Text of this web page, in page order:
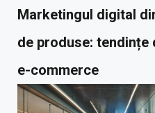
Marketingul digital
de produse: tendințe
e-commerce